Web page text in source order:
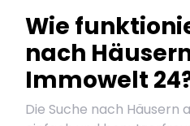
Wie
nach
Immowelt
Die Suche nach Häusern